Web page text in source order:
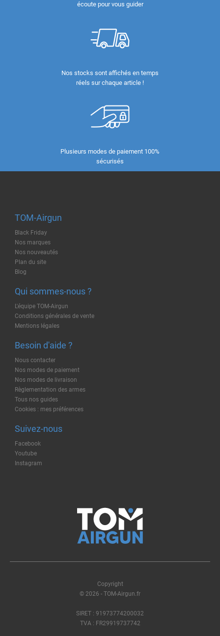
écoute pour vous guider
Nos stocks sont affichés en temps
réels sur chaque article !
Plusieurs modes de paiement 100%
sécurisés
TOM-Airgun
Black Friday
Nos marques
Nos nouveautés
Plan du site
Blog
Qui sommes-nous ?
L'équipe TOM-Airgun
Conditions générales de vente
Mentions légales
Besoin d'aide ?
Nous contacter
Nos modes de paiement
Nos modes de livraison
Règlementation des armes
Tous nos guides
Cookies : mes préférences
Suivez-nous
Facebook
Youtube
Instagram
Copyright
© 2026 - TOM-Airgun.fr
SIRET : 91973774200032
TVA : FR29919737742